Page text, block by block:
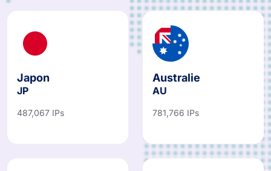
Japon
JP
487,067 IPs
Australie
AU
781,766 IPs